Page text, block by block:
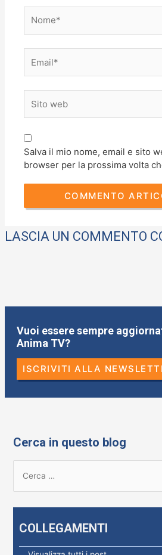
web
Salva il mio nome, email e sito
browser per la prossima volta
LASCIA UN COMMENTO
Vuoi essere sempre
Anima TV?
ISCRIVITI ALLA
Cerca in questo blog
COLLEGAMENTI